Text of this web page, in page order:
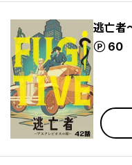
逃亡者
60
ポイント